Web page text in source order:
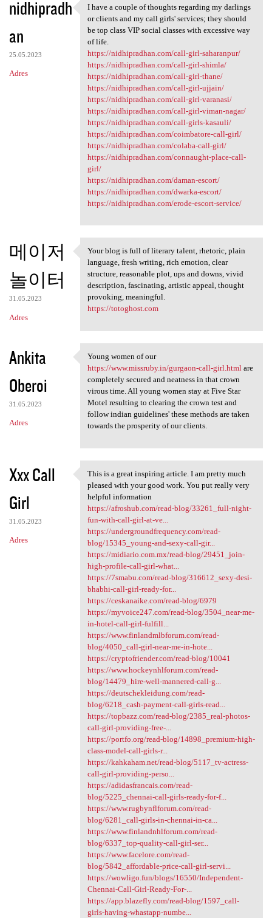
nidhipradh
an
25.05.2023
Adres
I have a couple of thoughts
I have a couple of thoughts regarding my darlings
or clients and my call girls' services; they should
be top class VIP social classes with excessive way
of life.
https://nidhipradhan.com/call-girl-saharanpur/
https://nidhipradhan.com/call-girl-shimla/
https://nidhipradhan.com/call-girl-thane/
https://nidhipradhan.com/call-girl-ujjain/
https://nidhipradhan.com/call-girl-varanasi/
https://nidhipradhan.com/call-girl-viman-nagar/
https://nidhipradhan.com/call-girls-kasauli/
https://nidhipradhan.com/coimbatore-call-girl/
https://nidhipradhan.com/colaba-call-girl/
https://nidhipradhan.com/connaught-place-call-
girl/
https://nidhipradhan.com/daman-escort/
https://nidhipradhan.com/dwarka-escort/
https://nidhipradhan.com/erode-escort-service/
메이저
놀이터
31.05.2023
Adres
Your blog is full of literary
Your blog is full of literary talent, rhetoric, plain
language, fresh writing, rich emotion, clear
structure, reasonable plot, ups and downs, vivid
description, fascinating, artistic appeal, thought
provoking, meaningful.
https://totoghost.com
Ankita
Oberoi
31.05.2023
Adres
Young women of our https:/
Young women of our
https://www.missruby.in/gurgaon-call-girl.htmlare
completely secured and neatness in that crown
virous time. All young women stay at Five Star
Motel resulting to clearing the crown test and
follow indian guidelines' these methods are taken
towards the prosperity of our clients.
Xxx Call
Girl
31.05.2023
Adres
This is a great inspiring
This is a great inspiring article. I am pretty much
pleased with your good work. You put really very
helpful information
https://afroshub.com/read-blog/33261_full-night-
fun-with-call-girl-at-ve...
https://undergroundfrequency.com/read-
blog/15345_young-and-sexy-call-gir...
https://midiario.com.mx/read-blog/29451_join-
high-profile-call-girl-what...
https://7smabu.com/read-blog/316612_sexy-desi-
bhabhi-call-girl-ready-for...
https://ceskanaike.com/read-blog/6979
https://myvoice247.com/read-blog/3504_near-me-
in-hotel-call-girl-fulfill...
https://www.finlandmlbforum.com/read-
blog/4050_call-girl-near-me-in-hote...
https://cryptofriender.com/read-blog/10041
https://www.hockeynhlforum.com/read-
blog/14479_hire-well-mannered-call-g...
https://deutschekleidung.com/read-
blog/6218_cash-payment-call-girls-read...
https://topbazz.com/read-blog/2385_real-photos-
call-girl-providing-free-...
https://portfo.org/read-blog/14898_premium-high-
class-model-call-girls-r...
https://kahkaham.net/read-blog/5117_tv-actress-
call-girl-providing-perso...
https://adidasfrancais.com/read-
blog/5225_chennai-call-girls-ready-for-f...
https://www.rugbynflforum.com/read-
blog/6281_call-girls-in-chennai-in-ca...
https://www.finlandnhlforum.com/read-
blog/6337_top-quality-call-girl-ser...
https://www.facelore.com/read-
blog/5842_affordable-price-call-girl-servi...
https://wowligo.fun/blogs/16550/Independent-
Chennai-Call-Girl-Ready-For-...
https://app.blazefly.com/read-blog/1597_call-
girls-having-whastapp-numbe...